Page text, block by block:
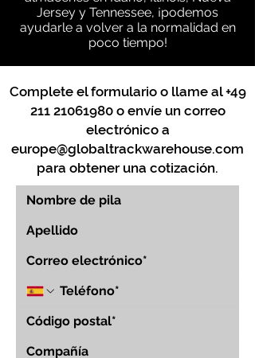
Jersey y Tennessee, ¡podemos
ayudarle a volver a la normalidad en
poco tiempo!
Complete el formulario o llame al+49
211 21061980o envíe un correo
electrónico a
europe@globaltrackwarehouse.com
para obtener una cotización.